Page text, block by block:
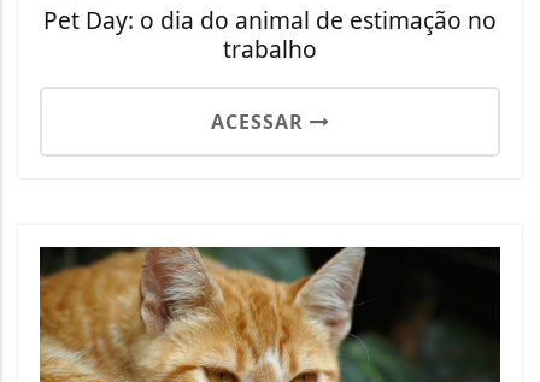
Pet Day: o dia do animal de estimação no
trabalho
ACESSAR